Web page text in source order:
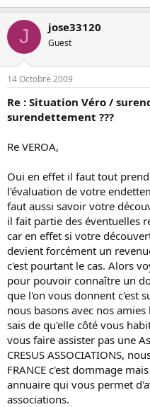
J jose33120
Guest
14 Octobre 2009
Re : Situation Véro /
surendettement ???
Re VEROA,
Oui en effet il faut tout
l'évaluation de votre
faut aussi savoir votre
il fait partie des éventuelles
car en effet si votre
devient forcément un
c'est pourtant le cas. Alors
pour pouvoir connaître un
que l'on vous donnent c'est
nous basons avec nos
sais de qu'elle côté vous
vous faire assister pas une
CRESUS ASSOCIATIONS,
FRANCE c'est dommage
annuaire qui vous permet
associations.